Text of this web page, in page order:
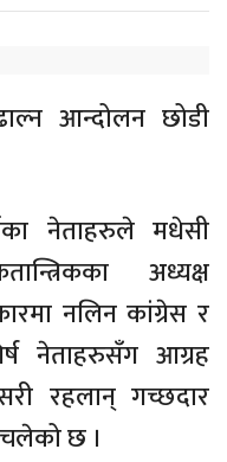
आन्दोलन छोडी
नेताहरुले मधेसी
अध्यक्ष
नलिन कांग्रेस र
नेताहरुसँग आग्रह
रहलान् गच्छदार
छ ।